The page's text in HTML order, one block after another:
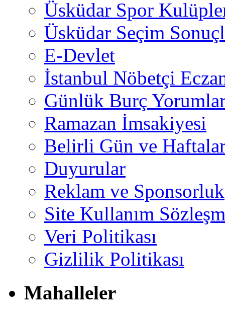
Üsküdar Spor
Üsküdar Seçim
E-Devlet
İstanbul Nöbetçi
Günlük Burç
Ramazan İmsakiyesi
Belirli Gün ve
Duyurular
Reklam ve Sponsorluk
Site Kullanım
Veri Politikası
Gizlilik Politikası
Mahalleler